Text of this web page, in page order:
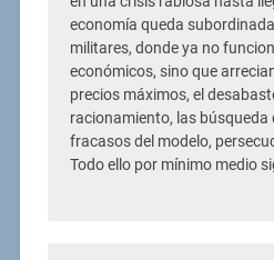
economía queda
militares, donde ya no
económicos, sino que
precios máximos, el
racionamiento, las búsqueda
fracasos del modelo,
Todo ello por mínimo medio